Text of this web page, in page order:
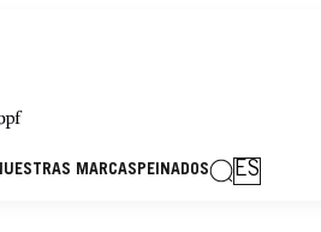
MARCASPEINADOS ES